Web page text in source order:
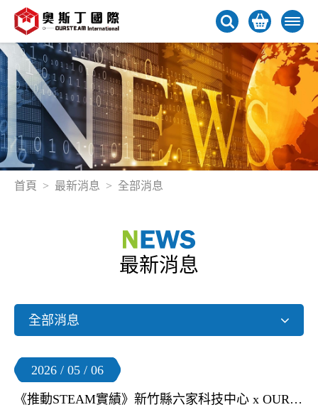
首頁 最新消息 全部消息
最新消息
全部消息
2026 / 05 / 06
《推動STEAM實績》新竹縣六家科技中心 x OURSTEAM | 【小飛球組裝及競賽研習】